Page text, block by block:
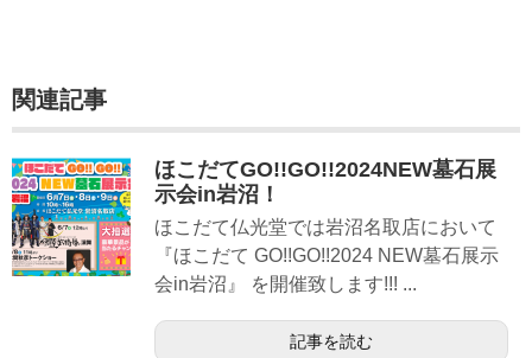
関連記事
ほこだてGO!!GO!!2024NEW墓石展
示会in岩沼！
ほこだて仏光堂では岩沼名取店において
『ほこだて GO!!GO!!2024 NEW墓石展示
会in岩沼』 を開催致します!!! ...
記事を読む